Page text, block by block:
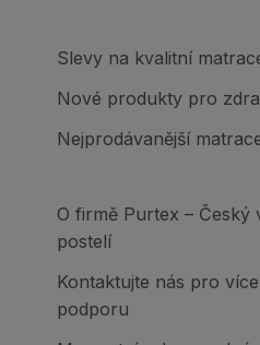
Slevy na kvalitní
Nové produkty pro
Nejprodávanější
O firmě Purtex – Český
postelí
Kontaktujte nás pro
podporu